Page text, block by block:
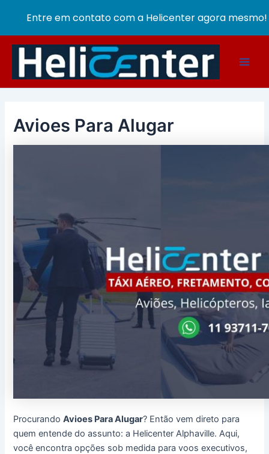
conteúdo
Avioes Para Alugar
ProcurandoAvioes Para Alugar? Então vem direto para
quem entende do assunto: a Helicenter Alphaville. Aqui,
você encontra opções sob medida para voos executivos,
Entre em contato com a Helicenter agora mesmo!